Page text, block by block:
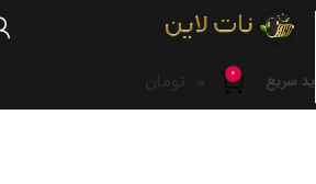
سریع 0
0 تومان